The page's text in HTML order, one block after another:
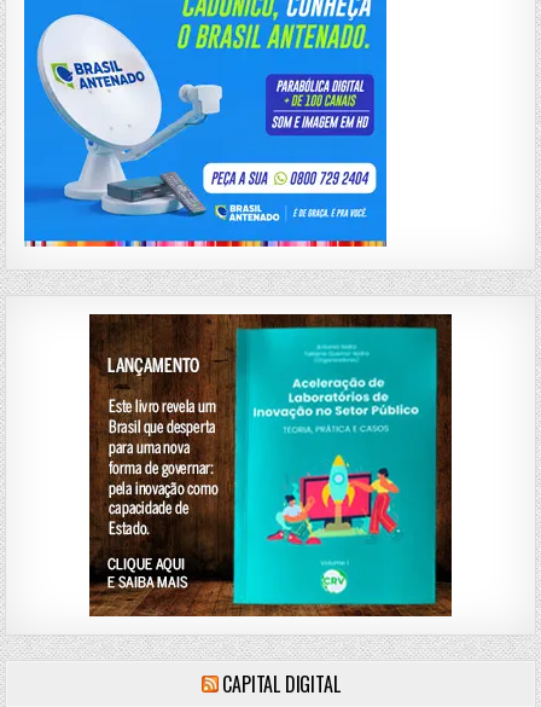
CAPITAL DIGITAL